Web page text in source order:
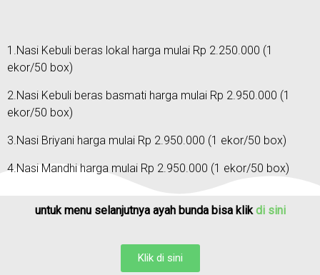
1.Nasi Kebuli beras lokal harga mulai Rp 2.250.000 (1
ekor/50 box)
2.Nasi Kebuli beras basmati harga mulai Rp 2.950.000 (1
ekor/50 box)
3.Nasi Briyani harga mulai Rp 2.950.000 (1 ekor/50 box)
4.Nasi Mandhi harga mulai Rp 2.950.000 (1 ekor/50 box)
untuk menu selanjutnya ayah bunda bisa klikdi sini
Klik di sini